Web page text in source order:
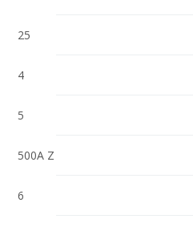
25
4
5
500A Z
6